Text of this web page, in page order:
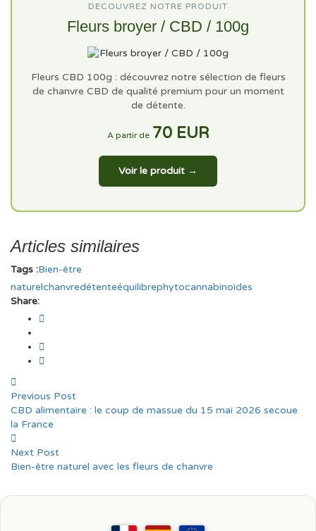
DECOUVREZ NOTRE PRODUIT
Fleurs broyer / CBD / 100g
Fleurs CBD 100g : découvrez notre sélection de fleurs
de chanvre CBD de qualité premium pour un moment
de détente.
A partir de 70 EUR
Voir le produit →
Articles similaires
Tags :Bien-être
naturelchanvredétenteéquilibrephytocannabinoïdes
Share:
Previous Post
CBD alimentaire : le coup de massue du 15 mai 2026 secoue
la France
Next Post
Bien-être naturel avec les fleurs de chanvre